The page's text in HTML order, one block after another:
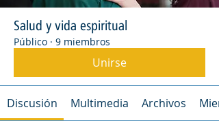
Salud y vida espiritual
Público · 9 miembros
Unirse
Discusión Multimedia Archivos